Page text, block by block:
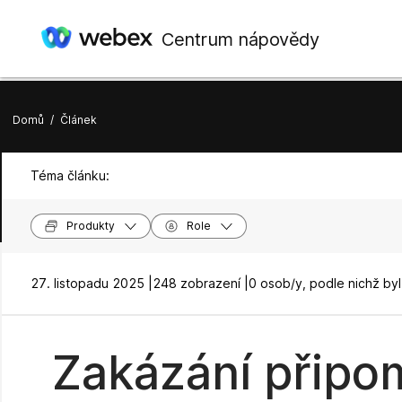
Centrum nápovědy
Domů / Článek
Téma článku:
Produkty Role
27. listopadu 2025 | 248 zobrazení | 0 osob/y, podle nichž
Zakázání